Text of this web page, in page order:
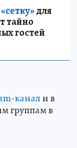
для
тайно
гостей
канали в
группам в